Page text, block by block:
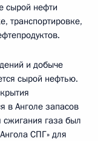
сырой нефти
транспортировке,
и добыче
сырой нефтью.
в Анголе запасов
газа был
СПГ» для